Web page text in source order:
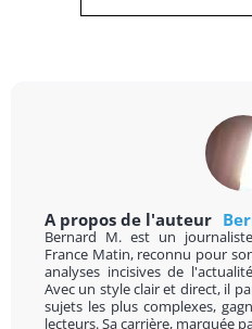
A propos de l'auteur
Bernard M. est un
France Matin, reconnu pour
analyses incisives de
Avec un style clair et direct, il
sujets les plus complexes,
lecteurs. Sa carrière, marquée